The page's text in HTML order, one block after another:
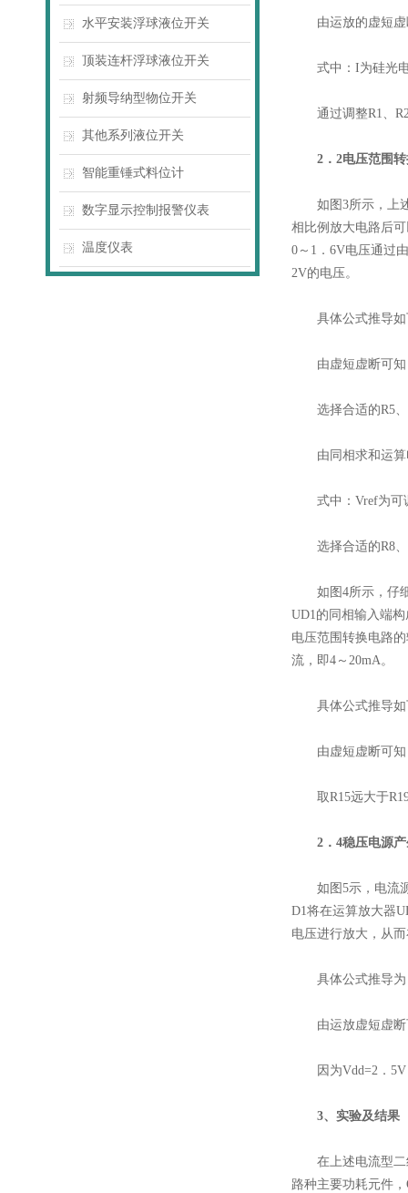
水平安装浮球液位开关
顶装连杆浮球液位开关
射频导纳型物位开关
其他系列液位开关
智能重锤式料位计
数字显示控制报警仪表
温度仪表
由运放的虚短虚
式中：I为硅光电
通过调整R1、R2
2．2电压范围转
如图3所示，上述
相比例放大电路后
0～1．6V电压通过
2V的电压。
具体公式推导如
由虚短虚断可知
选择合适的R5、
由同相求和运算电
式中：Vref为可
选择合适的R8、
如图4所示，仔细
UD1的同相输入端
电压范围转换电路
流，即4～20mA。
具体公式推导如
由虚短虚断可知
取R15远大于R19
2．4稳压电源产
如图5示，电流源
D1将在运算放大器
电压进行放大，从
具体公式推导为
由运放虚短虚断
因为Vdd=2．5V
3、实验及结果
在上述电流型二线
路种主要功耗元件